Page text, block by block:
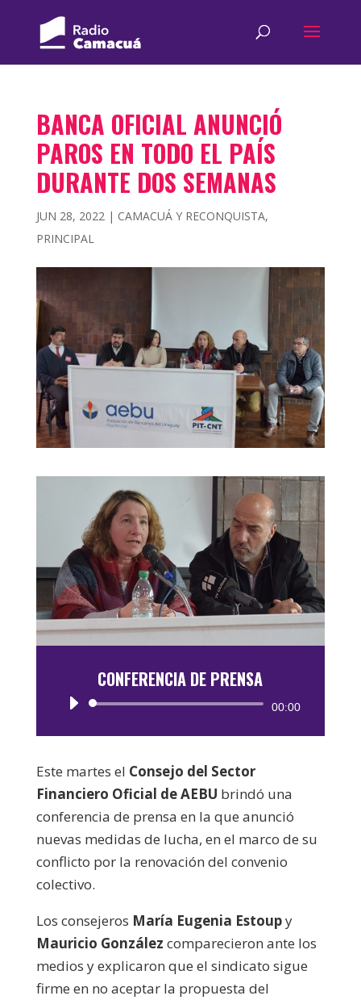
BANCA OFICIAL ANUNCIÓ
PAROS EN TODO EL PAÍS
DURANTE DOS SEMANAS
JUN 28, 2022| CAMACUÁ Y RECONQUISTA,
PRINCIPAL
CONFERENCIA DE PRENSA
Reproductor
00:00
Este martes el Consejo del Sector
Financiero Oficial de AEBU brindó una
conferencia de prensa en la que anunció
nuevas medidas de lucha, en el marco de su
conflicto por la renovación del convenio
colectivo.
Los consejeros María Eugenia Estoupy
Mauricio González comparecieron ante los
medios y explicaron que el sindicato sigue
firme en no aceptar la propuesta del